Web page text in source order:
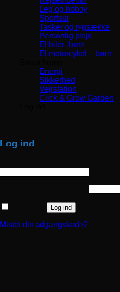
Leg og hobby
Sportsur
Tasker og rygsække
Personlig pleje
El biler- børn
El motorcykel – børn
Energi
Sikkerhed
Vejrstation
Click & Grow Garden
Log ind
Log ind
Mistet din adgangskode?